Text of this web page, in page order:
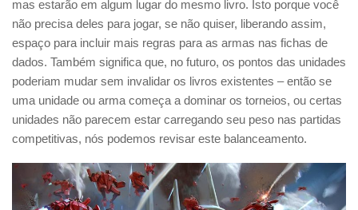
mas estarão em algum lugar do mesmo livro. Isto porque você
não precisa deles para jogar, se não quiser, liberando assim,
espaço para incluir mais regras para as armas nas fichas de
dados. Também significa que, no futuro, os pontos das unidades
poderiam mudar sem invalidar os livros existentes – então se
uma unidade ou arma começa a dominar os torneios, ou certas
unidades não parecem estar carregando seu peso nas partidas
competitivas, nós podemos revisar este balanceamento.